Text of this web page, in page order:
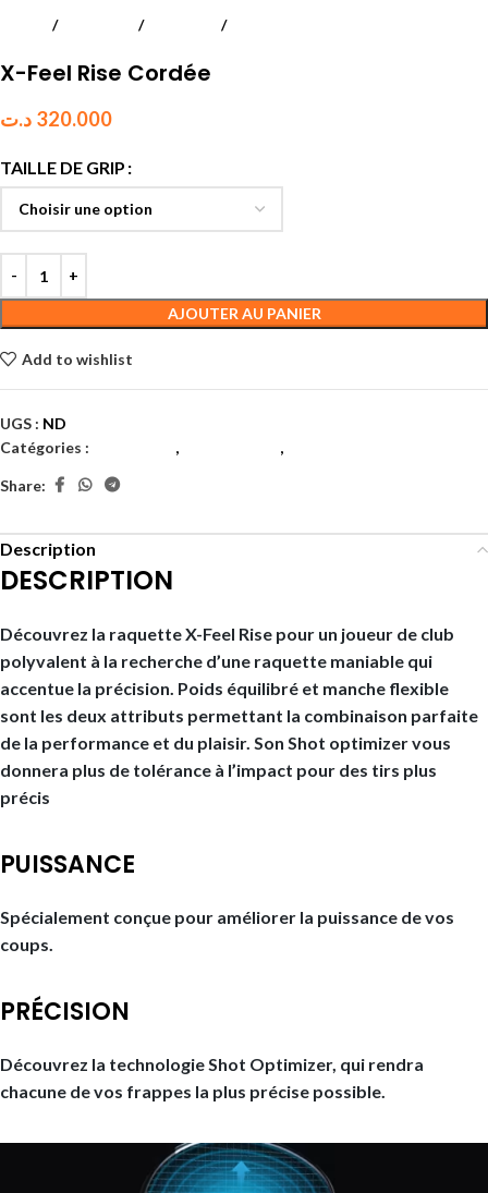
Badminton Raquettes Performance
X-Feel Rise Cordée
320.000 د.ت
TAILLE DE GRIP
AJOUTER AU PANIER
Add to wishlist
UGS : ND
Catégories :
, ,
Share:
Description
DESCRIPTION
Découvrez la raquette X-Feel Rise pour un joueur de club
polyvalent à la recherche d’une raquette maniable qui
accentue la précision. Poids équilibré et manche flexible
sont les deux attributs permettant la combinaison parfaite
de la performance et du plaisir. Son Shot optimizer vous
donnera plus de tolérance à l’impact pour des tirs plus
précis
PUISSANCE
Spécialement conçue pour améliorer la puissance de vos
coups.
PRÉCISION
Découvrez la technologie Shot Optimizer, qui rendra
chacune de vos frappes la plus précise possible.